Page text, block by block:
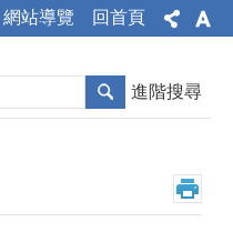
網站導覽 回首頁
進階搜尋